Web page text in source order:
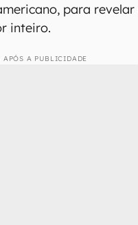
para revelar
inteiro.
APÓS A PUBLICIDADE